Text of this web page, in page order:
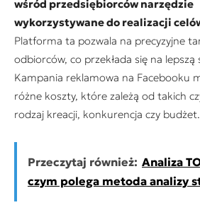
wśród przedsiębiorców narzędzie
wykorzystywane do realizacji
Platforma ta pozwala na precyzyjne
odbiorców, co przekłada się na lepszą
Kampania reklamowa na Facebooku
różne koszty, które zależą od takich
rodzaj kreacji, konkurencja czy budżet.
Przeczytaj również: Analiza
czym polega metoda analizy